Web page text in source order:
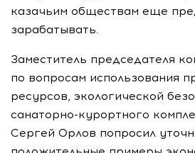
казачьим обществам еще
зарабатывать.
Заместитель председателя
по вопросам использования
ресурсов, экологической
санаторно-курортного
Сергей Орлов попросил